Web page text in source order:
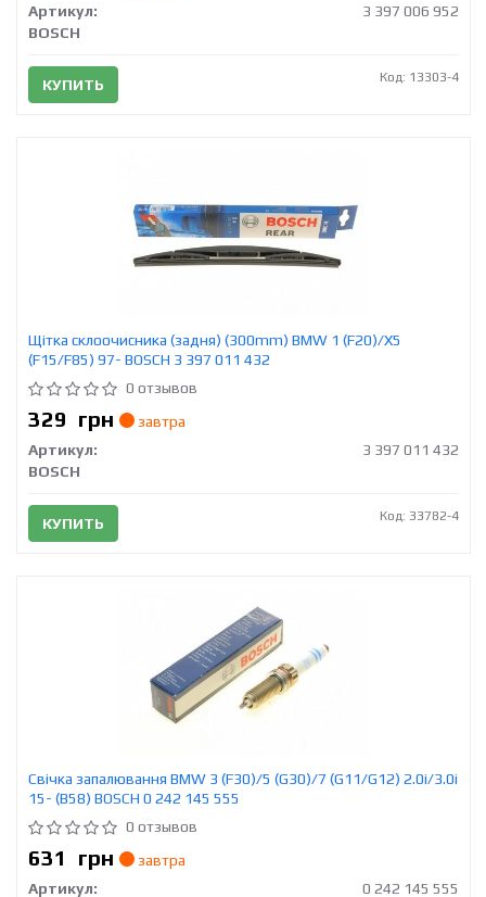
Артикул:
3 397 006 952
BOSCH
КУПИТЬ Код: 13303-4
Щітка склоочисника (задня) (300mm) BMW 1 (F20)/X5
(F15/F85) 97- BOSCH 3 397 011 432
0 отзывов
329 грн
завтра
Артикул:
3 397 011 432
BOSCH
КУПИТЬ Код: 33782-4
Свічка запалювання BMW 3 (F30)/5 (G30)/7 (G11/G12) 2.0i/3.0i
15- (B58) BOSCH 0 242 145 555
0 отзывов
631 грн
завтра
Артикул:
0 242 145 555